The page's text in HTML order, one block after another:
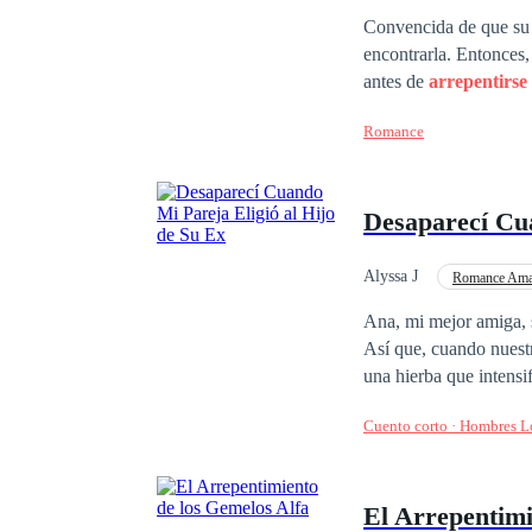
Convencida de que
encontrarla.
antes de arrepentirse
Romance
Desaparecí
Alyssa J Romance
Ana, mi mejor amiga,
Así que, cuando
una hierba que
frialdad que me heló
aferré a la esperanza
Cuento corto · Hombres
El